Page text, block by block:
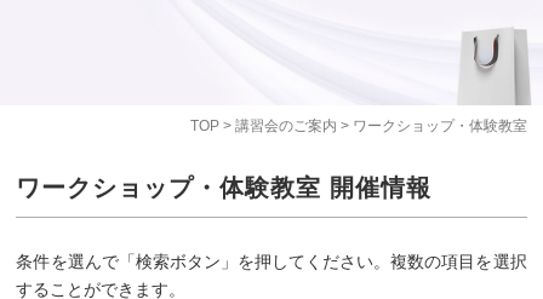
TOP> 講習会のご案内 > ワークショップ・体験教室
ワークショップ・体験教室 開催情報
条件を選んで「検索ボタン」を押してください。複数の項目を選択
することができます。